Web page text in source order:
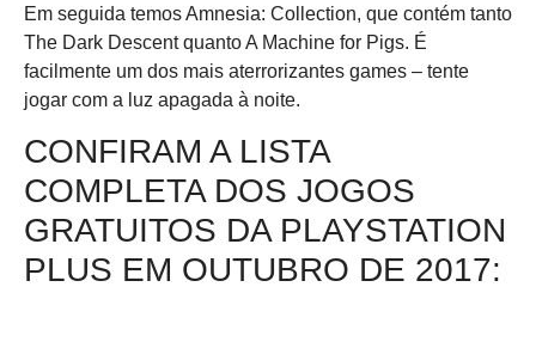
Em seguida temos Amnesia: Collection, que contém tanto
The Dark Descent quanto A Machine for Pigs. É
facilmente um dos mais aterrorizantes games – tente
jogar com a luz apagada à noite.
CONFIRAM A LISTA
COMPLETA DOS JOGOS
GRATUITOS DA PLAYSTATION
PLUS EM OUTUBRO DE 2017: